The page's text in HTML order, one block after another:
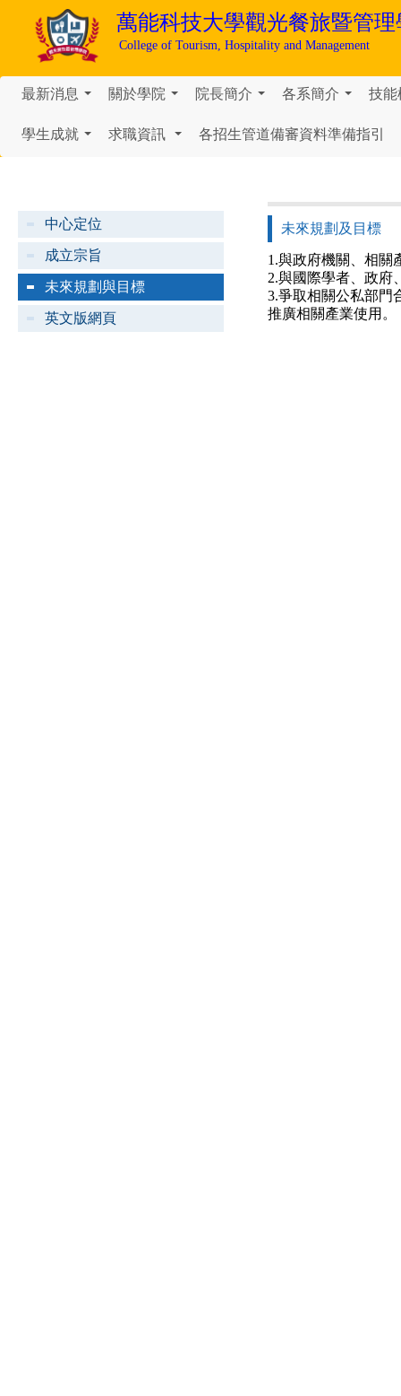
萬能科技大學觀光餐旅暨管理
College of Tourism, Hospitality and Management
最新消息 關於學院 院長簡介 各系簡介 技能
學生成就 求職資訊 各招生管道備審資料準備指引
中心定位
成立宗旨
未來規劃與目標
英文版網頁
未來規劃及目標
1.與政府機關、相關
2.與國際學者、政府
3.爭取相關公私部門
推廣相關產業使用。